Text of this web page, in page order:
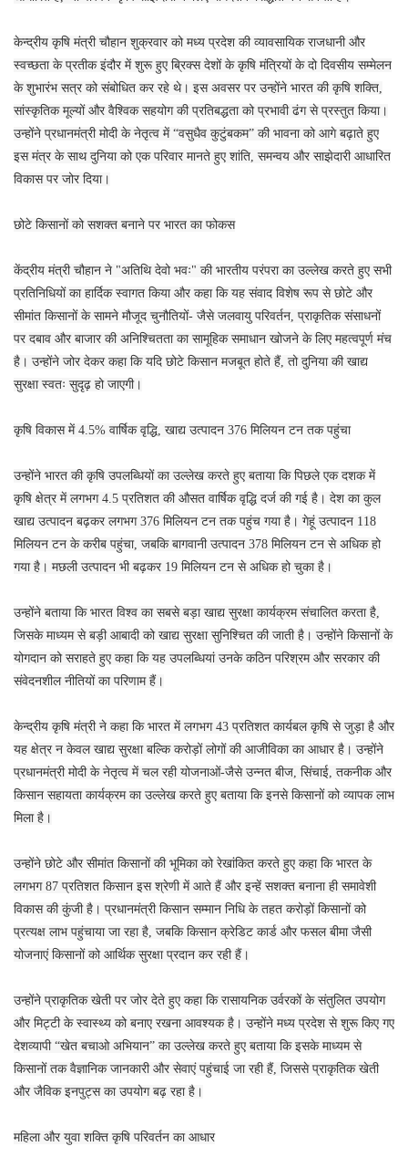
केन्द्रीय कृषि मंत्री चौहान शुक्रवार को मध्य प्रदेश की व्यावसायिक राजधानी और
स्वच्छता के प्रतीक इंदौर में शुरू हुए ब्रिक्स देशों के कृषि मंत्रियों के दो दिवसीय सम्मेलन
के शुभारंभ सत्र को संबोधित कर रहे थे। इस अवसर पर उन्होंने भारत की कृषि शक्ति,
सांस्कृतिक मूल्यों और वैश्विक सहयोग की प्रतिबद्धता को प्रभावी ढंग से प्रस्तुत किया।
उन्होंने प्रधानमंत्री मोदी के नेतृत्व में “वसुधैव कुटुंबकम” की भावना को आगे बढ़ाते हुए
इस मंत्र के साथ दुनिया को एक परिवार मानते हुए शांति, समन्वय और साझेदारी आधारित
विकास पर जोर दिया।
छोटे किसानों को सशक्त बनाने पर भारत का फोकस
केंद्रीय मंत्री चौहान ने "अतिथि देवो भवः" की भारतीय परंपरा का उल्लेख करते हुए सभी
प्रतिनिधियों का हार्दिक स्वागत किया और कहा कि यह संवाद विशेष रूप से छोटे और
सीमांत किसानों के सामने मौजूद चुनौतियों- जैसे जलवायु परिवर्तन, प्राकृतिक संसाधनों
पर दबाव और बाजार की अनिश्चितता का सामूहिक समाधान खोजने के लिए महत्वपूर्ण मंच
है। उन्होंने जोर देकर कहा कि यदि छोटे किसान मजबूत होते हैं, तो दुनिया की खाद्य
सुरक्षा स्वतः सुदृढ़ हो जाएगी।
कृषि विकास में 4.5% वार्षिक वृद्धि, खाद्य उत्पादन 376 मिलियन टन तक पहुंचा
उन्होंने भारत की कृषि उपलब्धियों का उल्लेख करते हुए बताया कि पिछले एक दशक में
कृषि क्षेत्र में लगभग 4.5 प्रतिशत की औसत वार्षिक वृद्धि दर्ज की गई है। देश का कुल
खाद्य उत्पादन बढ़कर लगभग 376 मिलियन टन तक पहुंच गया है। गेहूं उत्पादन 118
मिलियन टन के करीब पहुंचा, जबकि बागवानी उत्पादन 378 मिलियन टन से अधिक हो
गया है। मछली उत्पादन भी बढ़कर 19 मिलियन टन से अधिक हो चुका है।
उन्होंने बताया कि भारत विश्व का सबसे बड़ा खाद्य सुरक्षा कार्यक्रम संचालित करता है,
जिसके माध्यम से बड़ी आबादी को खाद्य सुरक्षा सुनिश्चित की जाती है। उन्होंने किसानों के
योगदान को सराहते हुए कहा कि यह उपलब्धियां उनके कठिन परिश्रम और सरकार की
संवेदनशील नीतियों का परिणाम हैं।
केन्द्रीय कृषि मंत्री ने कहा कि भारत में लगभग 43 प्रतिशत कार्यबल कृषि से जुड़ा है और
यह क्षेत्र न केवल खाद्य सुरक्षा बल्कि करोड़ों लोगों की आजीविका का आधार है। उन्होंने
प्रधानमंत्री मोदी के नेतृत्व में चल रही योजनाओं-जैसे उन्नत बीज, सिंचाई, तकनीक और
किसान सहायता कार्यक्रम का उल्लेख करते हुए बताया कि इनसे किसानों को व्यापक लाभ
मिला है।
उन्होंने छोटे और सीमांत किसानों की भूमिका को रेखांकित करते हुए कहा कि भारत के
लगभग 87 प्रतिशत किसान इस श्रेणी में आते हैं और इन्हें सशक्त बनाना ही समावेशी
विकास की कुंजी है। प्रधानमंत्री किसान सम्मान निधि के तहत करोड़ों किसानों को
प्रत्यक्ष लाभ पहुंचाया जा रहा है, जबकि किसान क्रेडिट कार्ड और फसल बीमा जैसी
योजनाएं किसानों को आर्थिक सुरक्षा प्रदान कर रही हैं।
उन्होंने प्राकृतिक खेती पर जोर देते हुए कहा कि रासायनिक उर्वरकों के संतुलित उपयोग
और मिट्टी के स्वास्थ्य को बनाए रखना आवश्यक है। उन्होंने मध्य प्रदेश से शुरू किए गए
देशव्यापी “खेत बचाओ अभियान” का उल्लेख करते हुए बताया कि इसके माध्यम से
किसानों तक वैज्ञानिक जानकारी और सेवाएं पहुंचाई जा रही हैं, जिससे प्राकृतिक खेती
और जैविक इनपुट्स का उपयोग बढ़ रहा है।
महिला और युवा शक्ति कृषि परिवर्तन का आधार